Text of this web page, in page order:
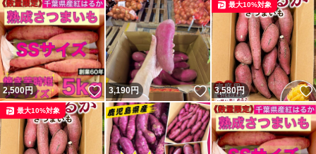
2,500円 いいね！
3,190円 いいね！
3,580円
最大10%対象
最大10%対象